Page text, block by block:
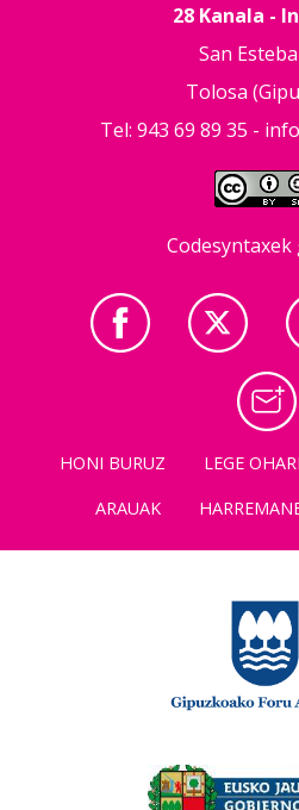
28 Kanala -
San
Tolosa
Tel: 943 69 89 35 -
HONI BURUZ LEGE
ARAUAK